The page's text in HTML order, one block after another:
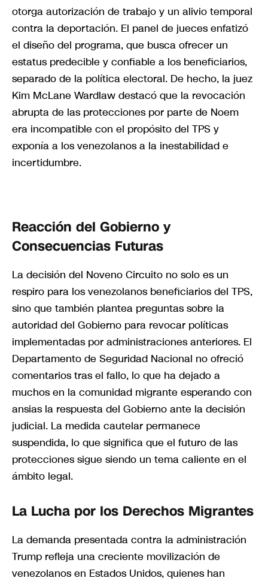
otorga autorización de trabajo y un alivio temporal
contra la deportación. El panel de jueces enfatizó
el diseño del programa, que busca ofrecer un
estatus predecible y confiable a los beneficiarios,
separado de la política electoral. De hecho, la juez
Kim McLane Wardlaw destacó que la revocación
abrupta de las protecciones por parte de Noem
era incompatible con el propósito del TPS y
exponía a los venezolanos a la inestabilidad e
incertidumbre.
Reacción del Gobierno y
Consecuencias Futuras
La decisión del Noveno Circuito no solo es un
respiro para los venezolanos beneficiarios del TPS,
sino que también plantea preguntas sobre la
autoridad del Gobierno para revocar políticas
implementadas por administraciones anteriores. El
Departamento de Seguridad Nacional no ofreció
comentarios tras el fallo, lo que ha dejado a
muchos en la comunidad migrante esperando con
ansias la respuesta del Gobierno ante la decisión
judicial. La medida cautelar permanece
suspendida, lo que significa que el futuro de las
protecciones sigue siendo un tema caliente en el
ámbito legal.
La Lucha por los Derechos Migrantes
La demanda presentada contra la administración
Trump refleja una creciente movilización de
venezolanos en Estados Unidos, quienes han